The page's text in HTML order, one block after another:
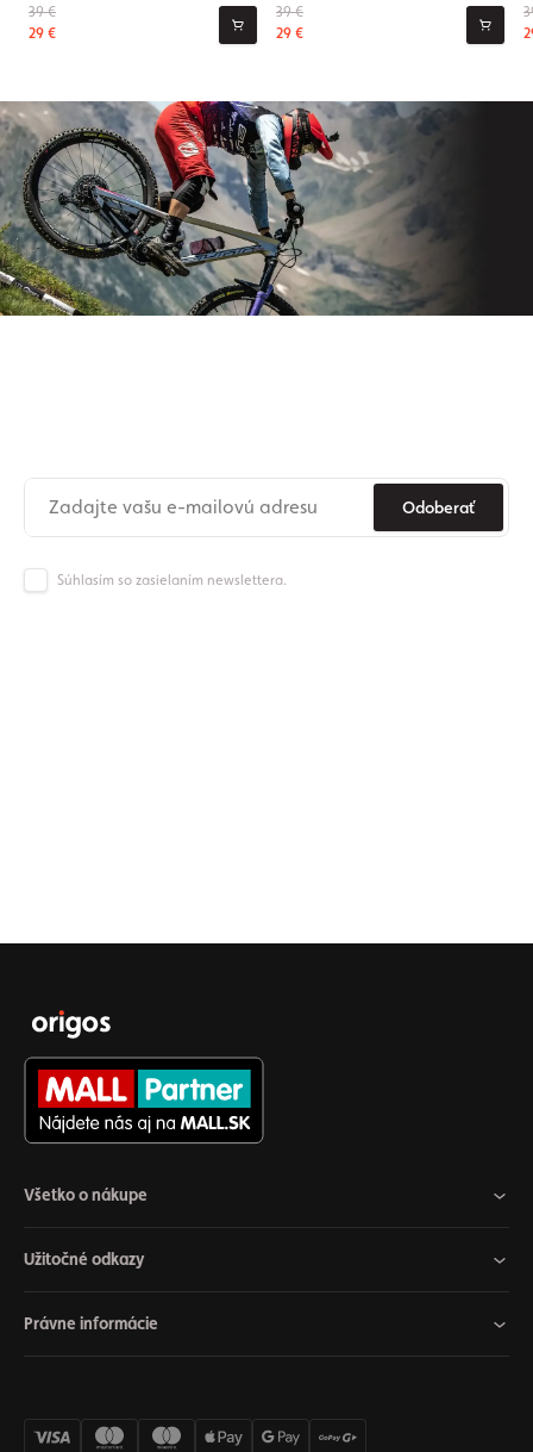
39 €
29 €
39 €
29 €
Odoberať
Súhlasím so zasielaním newslettera.
Všetko o nákupe
Užitočné odkazy
Právne informácie